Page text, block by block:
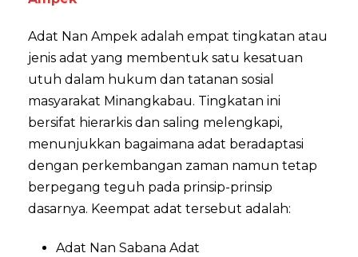
Adat Nan Ampek adalah empat tingkatan atau
jenis adat yang membentuk satu kesatuan
utuh dalam hukum dan tatanan sosial
masyarakat Minangkabau. Tingkatan ini
bersifat hierarkis dan saling melengkapi,
menunjukkan bagaimana adat beradaptasi
dengan perkembangan zaman namun tetap
berpegang teguh pada prinsip-prinsip
dasarnya. Keempat adat tersebut adalah:
Adat Nan Sabana Adat